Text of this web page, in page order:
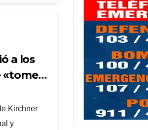
a los
«tomen
Kirchner
y